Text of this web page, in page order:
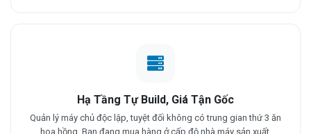
Hạ Tầng Tự Build, Giá Tận Gốc
Quản lý máy chủ độc lập, tuyệt đối không có trung gian thứ 3 ăn
hoa hồng. Bạn đang mua hàng ở cấp độ nhà máy sản xuất.